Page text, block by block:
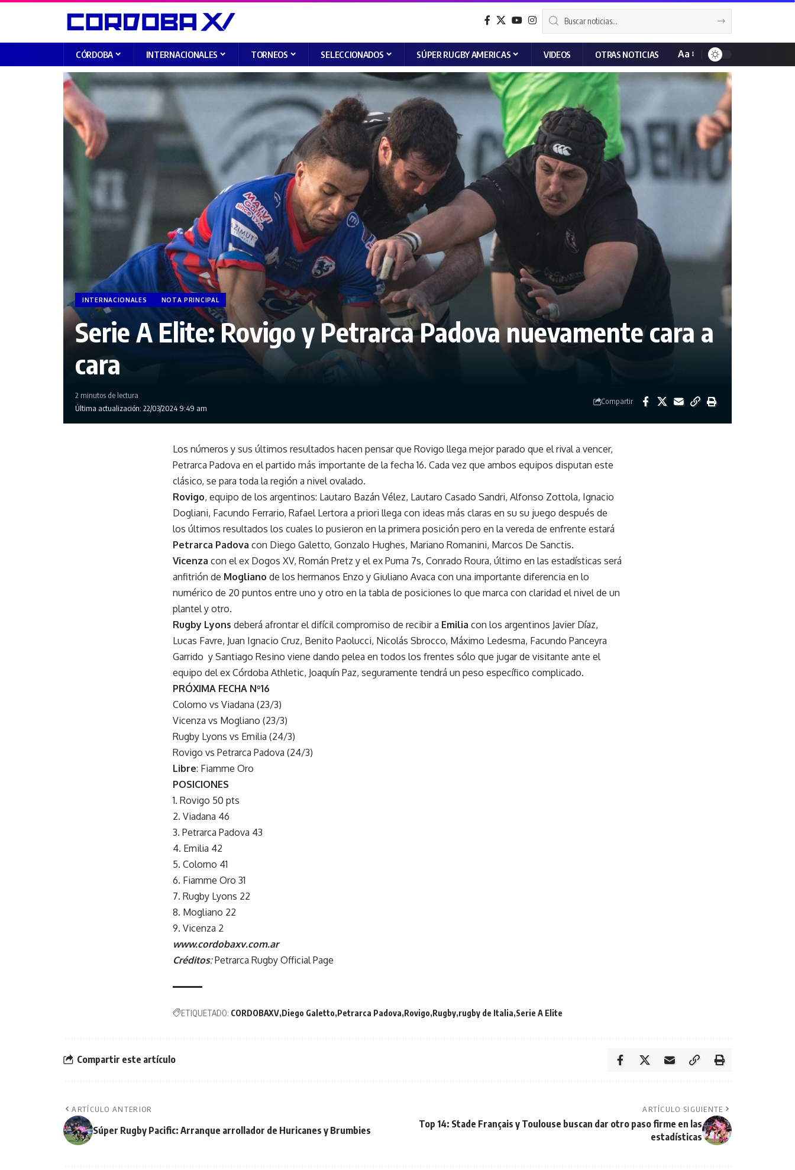
CÓRDOBA INTERNACIONALES TORNEOS SELECCIONADOS SÚPER RUGBY AMERICAS VIDEOS OTRAS NOTICIAS Aa
INTERNACIONALES NOTA PRINCIPAL
Serie A Elite: Rovigo y Petrarca Padova nuevamente cara a
cara
Última actualización: 22/03/2024 9:49 am
2 minutos de lectura
Compartir
Los números y sus últimos resultados hacen pensar que Rovigo llega mejor parado que el rival a vencer,
Petrarca Padova en el partido más importante de la fecha 16. Cada vez que ambos equipos disputan este
clásico, se para toda la región a nivel ovalado.
Rovigo, equipo de los argentinos: Lautaro Bazán Vélez, Lautaro Casado Sandri, Alfonso Zottola, Ignacio
Dogliani, Facundo Ferrario, Rafael Lertora a priori llega con ideas más claras en su su juego después de
los últimos resultados los cuales lo pusieron en la primera posición pero en la vereda de enfrente estará
Petrarca Padova con Diego Galetto, Gonzalo Hughes, Mariano Romanini, Marcos De Sanctis.
Vicenza con el ex Dogos XV, Román Pretz y el ex Puma 7s, Conrado Roura, último en las estadísticas será
anfitrión de Mogliano de los hermanos Enzo y Giuliano Avaca con una importante diferencia en lo
numérico de 20 puntos entre uno y otro en la tabla de posiciones lo que marca con claridad el nivel de un
plantel y otro.
Rugby Lyons deberá afrontar el difícil compromiso de recibir a Emilia con los argentinos Javier Díaz,
Lucas Favre, Juan Ignacio Cruz, Benito Paolucci, Nicolás Sbrocco, Máximo Ledesma, Facundo Panceyra
Garrido y Santiago Resino viene dando pelea en todos los frentes sólo que jugar de visitante ante el
equipo del ex Córdoba Athletic, Joaquín Paz, seguramente tendrá un peso específico complicado.
PRÓXIMA FECHA Nº16
Colorno vs Viadana (23/3)
Vicenza vs Mogliano (23/3)
Rugby Lyons vs Emilia (24/3)
Rovigo vs Petrarca Padova (24/3)
Libre: Fiamme Oro
POSICIONES
1. Rovigo 50 pts
2. Viadana 46
3. Petrarca Padova 43
4. Emilia 42
5. Colorno 41
6. Fiamme Oro 31
7. Rugby Lyons 22
8. Mogliano 22
9. Vicenza 2
www.cordobaxv.com.ar
Créditos:Petrarca Rugby Official Page
ETIQUETADO: CORDOBAXV Diego Galetto Petrarca Padova Rovigo Rugby rugby de Italia Serie A Elite
Compartir este artículo
ARTÍCULO ANTERIOR
Súper Rugby Pacific: Arranque arrollador de Huricanes y Brumbies
ARTÍCULO SIGUIENTE
Top 14: Stade Français y Toulouse buscan dar otro paso firme en las
estadísticas